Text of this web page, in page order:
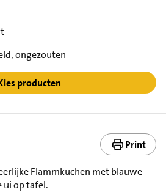
ongezouten
producten
Print
Flammkuchen met blauwe
ui op tafel.